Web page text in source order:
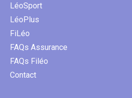
LéoSport
LéoPlus
FiLéo
FAQs Assurance
FAQs Filéo
Contact